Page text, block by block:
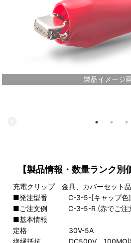
製品イメージ
【製品情報・数量ランク別
充電クリップ 金具、カバーセット品
■発注型番 C-3-5-[キャップ色]
■ご注文例 C-3-5-R (赤でご注
■基本情報
定格 30V-5A
絶縁抵抗 DC500V、100MΩ